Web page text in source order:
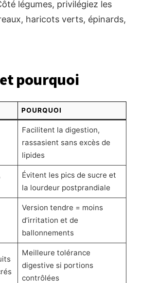
légumes, privilégiez les
haricots verts, épinards,
pourquoi
POURQUOI
Facilitent la digestion,
rassasient sans excès de
lipides
Évitent les pics de sucre et
la lourdeur postprandiale
Version tendre = moins
d’irritation et de
ballonnements
Meilleure tolérance
digestive si portions
contrôlées